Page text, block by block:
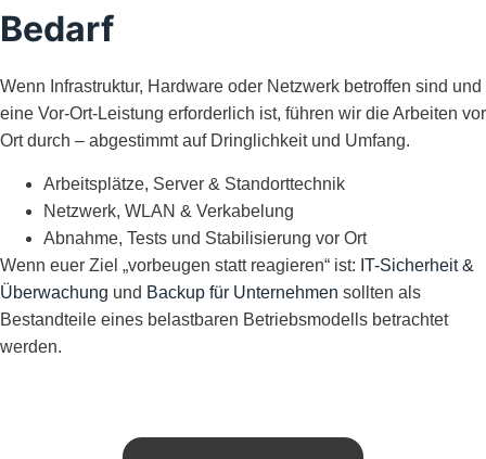
Bedarf
Wenn Infrastruktur, Hardware oder Netzwerk betroffen sind und
eine Vor-Ort-Leistung erforderlich ist, führen wir die Arbeiten vor
Ort durch – abgestimmt auf Dringlichkeit und Umfang.
Arbeitsplätze, Server & Standorttechnik
Netzwerk, WLAN & Verkabelung
Abnahme, Tests und Stabilisierung vor Ort
Wenn euer Ziel „vorbeugen statt reagieren“ ist: IT-Sicherheit &
Überwachung und Backup für Unternehmen sollten als
Bestandteile eines belastbaren Betriebsmodells betrachtet
werden.